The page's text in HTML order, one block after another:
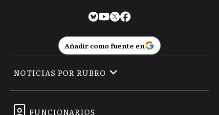
Añadir como fuente en
FUNCIONARIOS
NOTICIAS POR RUBRO